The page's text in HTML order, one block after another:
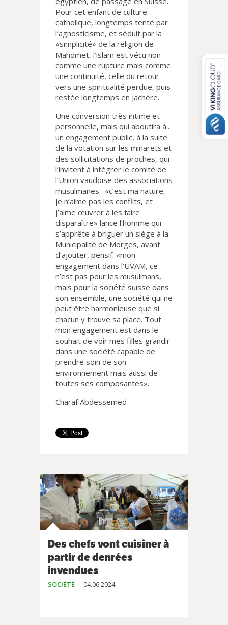
Pour cet enfant de culture
catholique, longtemps tenté par
l’agnosticisme, et séduit par la
«simplicité» de la religion de
Mahomet, l’islam est vécu non
comme une rupture mais comme
une continuité, celle du retour
vers une spiritualité perdue, puis
restée longtemps en jachère.
Une conversion très intime et
personnelle, mais qui aboutira à...
un engagement public, à la suite
de la votation sur les minarets et
des sollicitations de proches, qui
l’invitent à intégrer le comité de
l’Union vaudoise des associations
musulmanes : «c’est ma nature,
je n’aime pas les conflits, et
j’aime œuvrer à les faire
disparaître» lance l’homme qui
s’apprête à briguer un siège à la
Municipalité de Morges, avant
d’ajouter, pensif: «mon
engagement dans l’UVAM, ce
n’est pas pour les musulmans,
mais pour la société suisse dans
son ensemble, une société qui ne
peut être harmonieuse que si
chacun y trouve sa place. Tout
mon engagement est dans le
souhait de voir mes filles grandir
dans une société capable de
prendre soin de son
environnement mais aussi de
toutes ses composantes».
Charaf Abdessemed
Des chefs vont cuisiner à
partir de denrées
invendues
SOCIÉTÉ 04.06.2024